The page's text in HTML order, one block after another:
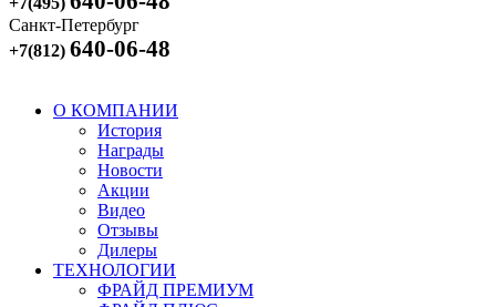
Санкт-Петербург
+7(812) 640-06-48
О КОМПАНИИ
История
Награды
Новости
Акции
Видео
Отзывы
Дилеры
ТЕХНОЛОГИИ
ФРАЙД ПРЕМИУМ